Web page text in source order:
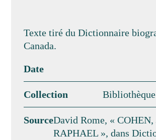
Texte tiré du Dictionnaire
Canada.
Date
Collection
SourceDavid Rome, «
RAPHAEL », dans